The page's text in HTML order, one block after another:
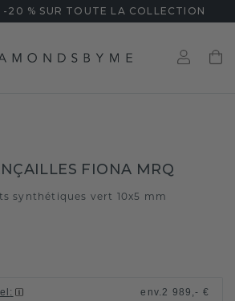
-20 % SUR TOUTE LA COLLECTION
FIONA MRQ
synthétiques vert 10x5 mm
: env.2 989,- €